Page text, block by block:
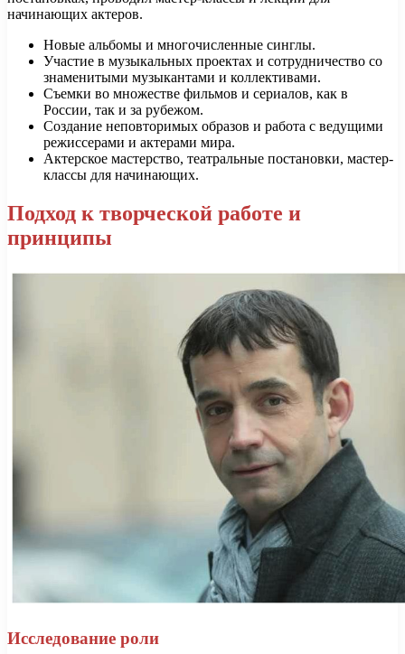
начинающих актеров.
Новые альбомы и многочисленные синглы.
Участие в музыкальных проектах и сотрудничество со
знаменитыми музыкантами и коллективами.
Съемки во множестве фильмов и сериалов, как в
России, так и за рубежом.
Создание неповторимых образов и работа с ведущими
режиссерами и актерами мира.
Актерское мастерство, театральные постановки, мастер-
классы для начинающих.
Подход к творческой работе и
принципы
Исследование роли